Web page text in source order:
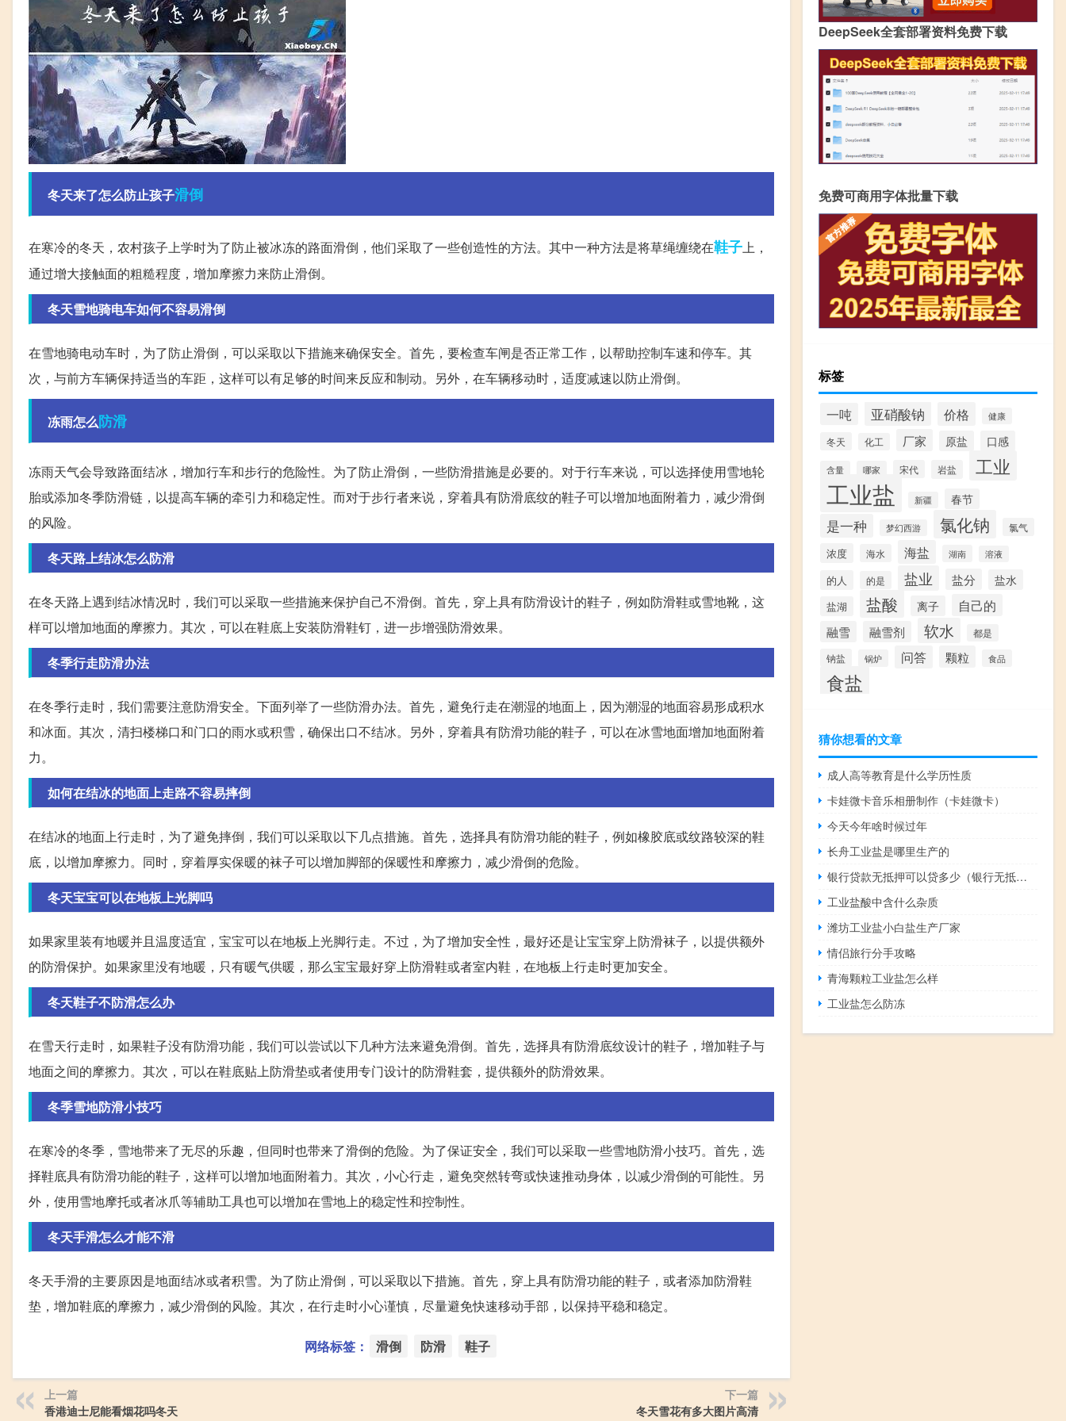
冬天来了怎么防止孩子滑倒
在寒冷的冬天，农村孩子上学时为了防止被冰冻的路面滑倒，他们采取了一些创造性的方法。其中一种方法是将草绳缠绕在鞋子上，
通过增大接触面的粗糙程度，增加摩擦力来防止滑倒。
冬天雪地骑电车如何不容易滑倒
在雪地骑电动车时，为了防止滑倒，可以采取以下措施来确保安全。首先，要检查车闸是否正常工作，以帮助控制车速和停车。其
次，与前方车辆保持适当的车距，这样可以有足够的时间来反应和制动。另外，在车辆移动时，适度减速以防止滑倒。
冻雨怎么防滑
冻雨天气会导致路面结冰，增加行车和步行的危险性。为了防止滑倒，一些防滑措施是必要的。对于行车来说，可以选择使用雪地轮
胎或添加冬季防滑链，以提高车辆的牵引力和稳定性。而对于步行者来说，穿着具有防滑底纹的鞋子可以增加地面附着力，减少滑倒
的风险。
冬天路上结冰怎么防滑
在冬天路上遇到结冰情况时，我们可以采取一些措施来保护自己不滑倒。首先，穿上具有防滑设计的鞋子，例如防滑鞋或雪地靴，这
样可以增加地面的摩擦力。其次，可以在鞋底上安装防滑鞋钉，进一步增强防滑效果。
冬季行走防滑办法
在冬季行走时，我们需要注意防滑安全。下面列举了一些防滑办法。首先，避免行走在潮湿的地面上，因为潮湿的地面容易形成积水
和冰面。其次，清扫楼梯口和门口的雨水或积雪，确保出口不结冰。另外，穿着具有防滑功能的鞋子，可以在冰雪地面增加地面附着
力。
如何在结冰的地面上走路不容易摔倒
在结冰的地面上行走时，为了避免摔倒，我们可以采取以下几点措施。首先，选择具有防滑功能的鞋子，例如橡胶底或纹路较深的鞋
底，以增加摩擦力。同时，穿着厚实保暖的袜子可以增加脚部的保暖性和摩擦力，减少滑倒的危险。
冬天宝宝可以在地板上光脚吗
如果家里装有地暖并且温度适宜，宝宝可以在地板上光脚行走。不过，为了增加安全性，最好还是让宝宝穿上防滑袜子，以提供额外
的防滑保护。如果家里没有地暖，只有暖气供暖，那么宝宝最好穿上防滑鞋或者室内鞋，在地板上行走时更加安全。
冬天鞋子不防滑怎么办
在雪天行走时，如果鞋子没有防滑功能，我们可以尝试以下几种方法来避免滑倒。首先，选择具有防滑底纹设计的鞋子，增加鞋子与
地面之间的摩擦力。其次，可以在鞋底贴上防滑垫或者使用专门设计的防滑鞋套，提供额外的防滑效果。
冬季雪地防滑小技巧
在寒冷的冬季，雪地带来了无尽的乐趣，但同时也带来了滑倒的危险。为了保证安全，我们可以采取一些雪地防滑小技巧。首先，选
择鞋底具有防滑功能的鞋子，这样可以增加地面附着力。其次，小心行走，避免突然转弯或快速推动身体，以减少滑倒的可能性。另
外，使用雪地摩托或者冰爪等辅助工具也可以增加在雪地上的稳定性和控制性。
冬天手滑怎么才能不滑
冬天手滑的主要原因是地面结冰或者积雪。为了防止滑倒，可以采取以下措施。首先，穿上具有防滑功能的鞋子，或者添加防滑鞋
垫，增加鞋底的摩擦力，减少滑倒的风险。其次，在行走时小心谨慎，尽量避免快速移动手部，以保持平稳和稳定。
网络标签： 滑倒 防滑 鞋子
上一篇
香港迪士尼能看烟花吗冬天
下一篇
冬天雪花有多大图片高清
DeepSeek全套部署资料免费下载
免费可商用字体批量下载
标签
一吨 亚硝酸钠 价格 健康
冬天 化工 厂家 原盐 口感
含量 哪家 宋代 岩盐 工业
工业盐 新疆 春节
是一种 梦幻西游 氯化钠 氯气
浓度 海水 海盐 湖南 溶液
的人 的是 盐业 盐分 盐水
盐湖 盐酸 离子 自己的
融雪 融雪剂 软水 都是
钠盐 锅炉 问答 颗粒 食品
食盐
猜你想看的文章
成人高等教育是什么学历性质
卡娃微卡音乐相册制作（卡娃微卡）
今天今年啥时候过年
长舟工业盐是哪里生产的
银行贷款无抵押可以贷多少（银行无抵押信用贷款额度是多少）
工业盐酸中含什么杂质
潍坊工业盐小白盐生产厂家
情侣旅行分手攻略
青海颗粒工业盐怎么样
工业盐怎么防冻